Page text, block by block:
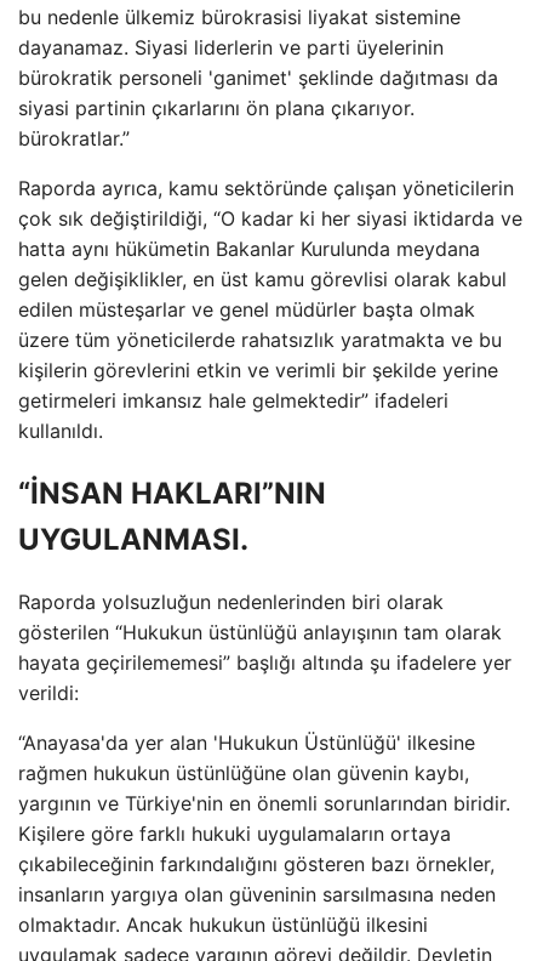
bu nedenle ülkemiz bürokrasisi liyakat sistemine
dayanamaz. Siyasi liderlerin ve parti üyelerinin
bürokratik personeli 'ganimet' şeklinde dağıtması da
siyasi partinin çıkarlarını ön plana çıkarıyor.
bürokratlar.”
Raporda ayrıca, kamu sektöründe çalışan yöneticilerin
çok sık değiştirildiği, “O kadar ki her siyasi iktidarda ve
hatta aynı hükümetin Bakanlar Kurulunda meydana
gelen değişiklikler, en üst kamu görevlisi olarak kabul
edilen müsteşarlar ve genel müdürler başta olmak
üzere tüm yöneticilerde rahatsızlık yaratmakta ve bu
kişilerin görevlerini etkin ve verimli bir şekilde yerine
getirmeleri imkansız hale gelmektedir” ifadeleri
kullanıldı.
“İNSAN HAKLARI”NIN
UYGULANMASI.
Raporda yolsuzluğun nedenlerinden biri olarak
gösterilen “Hukukun üstünlüğü anlayışının tam olarak
hayata geçirilememesi” başlığı altında şu ifadelere yer
verildi:
“Anayasa'da yer alan 'Hukukun Üstünlüğü' ilkesine
rağmen hukukun üstünlüğüne olan güvenin kaybı,
yargının ve Türkiye'nin en önemli sorunlarından biridir.
Kişilere göre farklı hukuki uygulamaların ortaya
çıkabileceğinin farkındalığını gösteren bazı örnekler,
insanların yargıya olan güveninin sarsılmasına neden
olmaktadır. Ancak hukukun üstünlüğü ilkesini
uygulamak sadece yargının görevi değildir. Devletin